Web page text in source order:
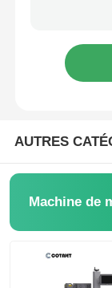
Machine de
imprimante
Cartouches
AUTRES
Machine de